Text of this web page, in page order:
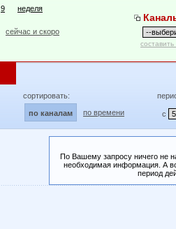
9 неделя
сейчас и скоро
сортировать:
по каналам по времени с
По Вашему запросу ничего не
необходимая информация. А
период